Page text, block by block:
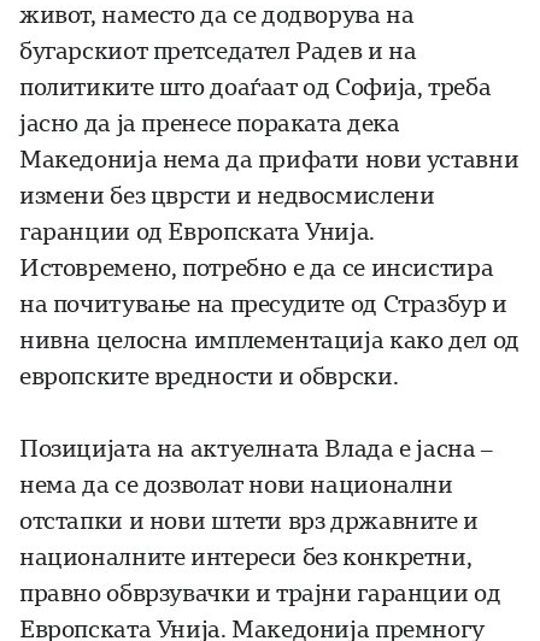
живот, наместо да се додворува на
бугарскиот претседател Радев и на
политиките што доаѓаат од Софија, треба
јасно да ја пренесе пораката дека
Македонија нема да прифати нови уставни
измени без цврсти и недвосмислени
гаранции од Европската Унија.
Истовремено, потребно е да се инсистира
на почитување на пресудите од Стразбур и
нивна целосна имплементација како дел од
европските вредности и обврски.
Позицијата на актуелната Влада е јасна –
нема да се дозволат нови национални
отстапки и нови штети врз државните и
националните интереси без конкретни,
правно обврзувачки и трајни гаранции од
Европската Унија. Македонија премногу